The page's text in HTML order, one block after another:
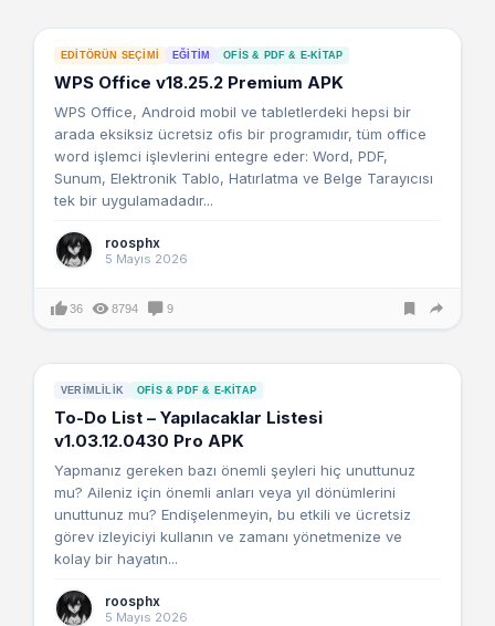
EDITÖRÜN SEÇIMI EĞITIM OFIS & PDF & E-KITAP
WPS Office v18.25.2 Premium APK
WPS Office, Android mobil ve tabletlerdeki hepsi bir
arada eksiksiz ücretsiz ofis bir programıdır, tüm office
word işlemci işlevlerini entegre eder: Word, PDF,
Sunum, Elektronik Tablo, Hatırlatma ve Belge Tarayıcısı
tek bir uygulamadadır...
roosphx
5 Mayıs 2026
36 8794 9
VERIMLILIK OFIS & PDF & E-KITAP
To-Do List – Yapılacaklar Listesi
v1.03.12.0430 Pro APK
Yapmanız gereken bazı önemli şeyleri hiç unuttunuz
mu? Aileniz için önemli anları veya yıl dönümlerini
unuttunuz mu? Endişelenmeyin, bu etkili ve ücretsiz
görev izleyiciyi kullanın ve zamanı yönetmenize ve
kolay bir hayatın...
roosphx
5 Mayıs 2026